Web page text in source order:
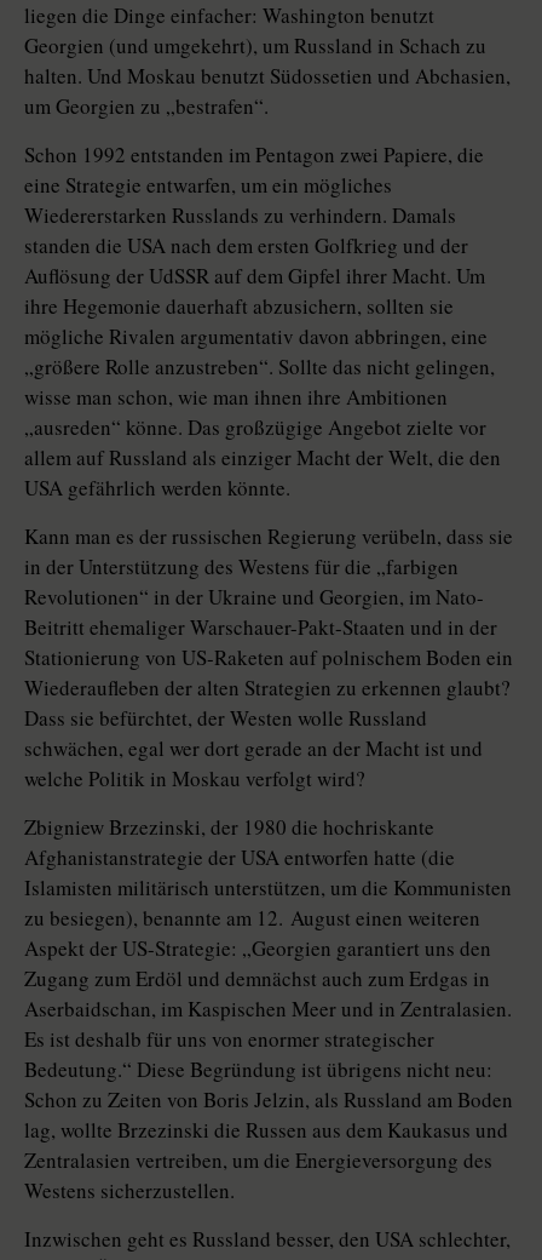
liegen die Dinge einfacher: Washington benutzt
Georgien (und umgekehrt), um Russland in Schach zu
halten. Und Moskau benutzt Südossetien und Abchasien,
um Georgien zu „bestrafen“.
Schon 1992 entstanden im Pentagon zwei Papiere, die
eine Strategie entwarfen, um ein mögliches
Wiedererstarken Russlands zu verhindern. Damals
standen die USA nach dem ersten Golfkrieg und der
Auflösung der UdSSR auf dem Gipfel ihrer Macht. Um
ihre Hegemonie dauerhaft abzusichern, sollten sie
mögliche Rivalen argumentativ davon abbringen, eine
„größere Rolle anzustreben“. Sollte das nicht gelingen,
wisse man schon, wie man ihnen ihre Ambitionen
„ausreden“ könne. Das großzügige Angebot zielte vor
allem auf Russland als einziger Macht der Welt, die den
USA gefährlich werden könnte.
Kann man es der russischen Regierung verübeln, dass sie
in der Unterstützung des Westens für die „farbigen
Revolutionen“ in der Ukraine und Georgien, im Nato-
Beitritt ehemaliger Warschauer-Pakt-Staaten und in der
Stationierung von US-Raketen auf polnischem Boden ein
Wiederaufleben der alten Strategien zu erkennen glaubt?
Dass sie befürchtet, der Westen wolle Russland
schwächen, egal wer dort gerade an der Macht ist und
welche Politik in Moskau verfolgt wird?
Zbigniew Brzezinski, der 1980 die hochriskante
Afghanistanstrategie der USA entworfen hatte (die
Islamisten militärisch unterstützen, um die Kommunisten
zu besiegen), benannte am 12. August einen weiteren
Aspekt der US-Strategie: „Georgien garantiert uns den
Zugang zum Erdöl und demnächst auch zum Erdgas in
Aserbaidschan, im Kaspischen Meer und in Zentralasien.
Es ist deshalb für uns von enormer strategischer
Bedeutung.“ Diese Begründung ist übrigens nicht neu:
Schon zu Zeiten von Boris Jelzin, als Russland am Boden
lag, wollte Brzezinski die Russen aus dem Kaukasus und
Zentralasien vertreiben, um die Energieversorgung des
Westens sicherzustellen.
Inzwischen geht es Russland besser, den USA schlechter,